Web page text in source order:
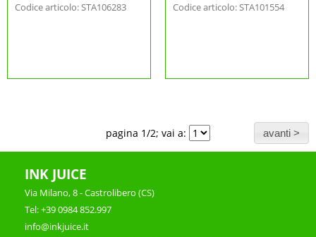
Codice articolo: STA106283 Codice articolo: STA101554
pagina 1/2; vai a:
INK JUICE
Via Milano, 8 - Castrolibero (CS)
Tel: +39 0984 852.997
info@inkjuice.it